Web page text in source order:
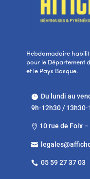
Hebdomadaire
pour le Département
et le Pays Basque.
Du lundi au
9h-12h30 / 13h30-
 10 rue de Foix –

 05 59 27 37 03